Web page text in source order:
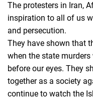
The protesters in Iran,
inspiration to all of us
and persecution.
They have shown that
when the state
before our eyes. They
together as a society
continue to watch the